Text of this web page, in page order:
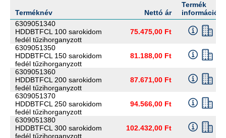
Terméknév Nettó ár
Termék
információ
6309051340
HDDBTFCL 100 sarokidom
fedél tűzihorganyzott
75.475,00 Ft
6309051350
HDDBTFCL 150 sarokidom
fedél tűzihorganyzott
81.188,00 Ft
6309051360
HDDBTFCL 200 sarokidom
fedél tűzihorganyzott
87.671,00 Ft
6309051370
HDDBTFCL 250 sarokidom
fedél tűzihorganyzott
94.566,00 Ft
6309051380
HDDBTFCL 300 sarokidom
fedél tűzihorganyzott
102.432,00 Ft